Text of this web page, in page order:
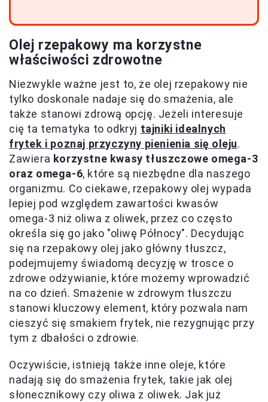
Olej rzepakowy ma korzystne
właściwości zdrowotne
Niezwykle ważne jest to, że olej rzepakowy nie
tylko doskonale nadaje się do smażenia, ale
także stanowi zdrową opcję. Jeżeli interesuje
cię ta tematyka to odkryj tajniki idealnych
frytek i poznaj przyczyny pienienia się oleju.
Zawiera korzystne kwasy tłuszczowe omega-3
oraz omega-6, które są niezbędne dla naszego
organizmu. Co ciekawe, rzepakowy olej wypada
lepiej pod względem zawartości kwasów
omega-3 niż oliwa z oliwek, przez co często
określa się go jako "oliwę Północy". Decydując
się na rzepakowy olej jako główny tłuszcz,
podejmujemy świadomą decyzję w trosce o
zdrowe odżywianie, które możemy wprowadzić
na co dzień. Smażenie w zdrowym tłuszczu
stanowi kluczowy element, który pozwala nam
cieszyć się smakiem frytek, nie rezygnując przy
tym z dbałości o zdrowie.
Oczywiście, istnieją także inne oleje, które
nadają się do smażenia frytek, takie jak olej
słonecznikowy czy oliwa z oliwek. Jak już